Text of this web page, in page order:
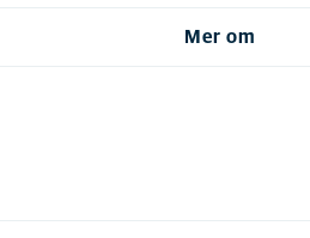
Mer om